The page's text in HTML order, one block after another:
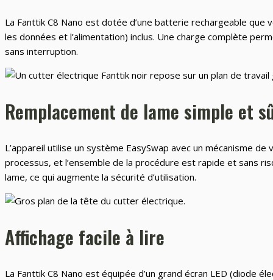
La Fanttik C8 Nano est dotée d’une batterie rechargeable que
les données et l’alimentation) inclus. Une charge complète
sans interruption.
Remplacement de lame simple et
L’appareil utilise un système EasySwap avec un mécanisme
processus, et l’ensemble de la procédure est rapide et sans
lame, ce qui augmente la sécurité d’utilisation.
Affichage facile à lire
La Fanttik C8 Nano est équipée d’un grand écran LED (diode